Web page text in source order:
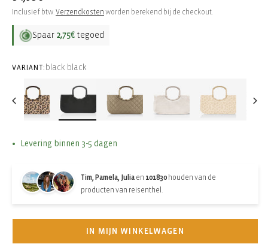
prijs
Inclusief btw.Verzendkosten worden berekend bij de checkout.
Spaar 2,75€ tegoed
VARIANT: black black
Levering binnen 3-5 dagen
Tim, Pamela, Julia en 101830 houden van de
producten van reisenthel.
IN MIJN WINKELWAGEN